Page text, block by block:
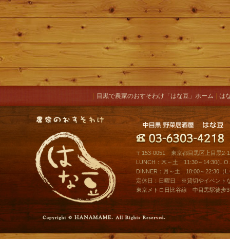
目黒で農家のおすそわけ「はな豆」ホーム は
〒153-0051 東京都目黒区上目黒2-
LUNCH：木～土 11:30～
DINNER：月～土 18:00～22:30（
定休日：日曜日 ※貸切やイベント
東京メトロ日比谷線 中目黒駅徒歩